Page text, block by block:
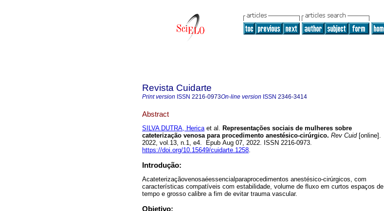
Revista Cuidarte
Print version ISSN 2216-0973On-line version ISSN 2346-3414
Abstract
SILVA DUTRA, Hericaet al. Representações sociais de mulheres sobre
cateterização venosa para procedimento anestésico-cirúrgico. Rev Cuid[online].
2022, vol.13, n.1, e4. Epub Aug 07, 2022. ISSN 2216-0973.
https://doi.org/10.15649/cuidarte.1258.
Introdução:
Acateterizaçãovenosaéessencialparaprocedimentos anestésico-cirúrgicos, com
características compatíveis com estabilidade, volume de fluxo em curtos espaços de
tempo e grosso calibre a fim de evitar trauma vascular.
Objetivo: